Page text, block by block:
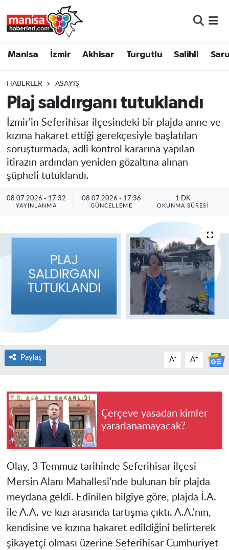
Manisa İzmir Akhisar Turgutlu Salihli
HABERLER ASAYIŞ
Plaj saldırganı tutuklandı
İzmir'in Seferihisar ilçesindeki bir plajda anne ve
kızına hakaret ettiği gerekçesiyle başlatılan
soruşturmada, adli kontrol kararına yapılan
itirazın ardından yeniden gözaltına alınan
şüpheli tutuklandı.
08.07.2026 - 17:32
YAYINLANMA
08.07.2026 - 17:36
GÜNCELLEME
1 DK
OKUNMA SÜRESI
Paylaş A- A+
Çerçeve yasadan kimler
yararlanamayacak?
Olay, 3 Temmuz tarihinde Seferihisar ilçesi
Mersin Alanı Mahallesi'nde bulunan bir plajda
meydana geldi. Edinilen bilgiye göre, plajda İ.A.
ile A.A. ve kızı arasında tartışma çıktı. A.A.'nın,
kendisine ve kızına hakaret edildiğini belirterek
şikayetçi olması üzerine Seferihisar Cumhuriyet
Turgutlu
Soma
Manisa Nöbetçi Eczaneler
Manisa Trafik Yoğunluk Haritası
Süper Lig Puan Durumu ve Fikstür
Tüm Manşetler
Son Dakika Haberleri